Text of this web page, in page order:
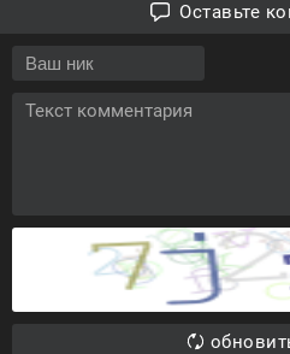
Оставьте